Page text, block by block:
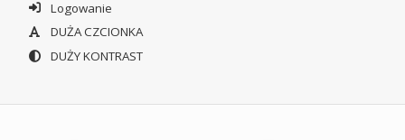
Logowanie
DUŻA CZCIONKA
DUŻY KONTRAST